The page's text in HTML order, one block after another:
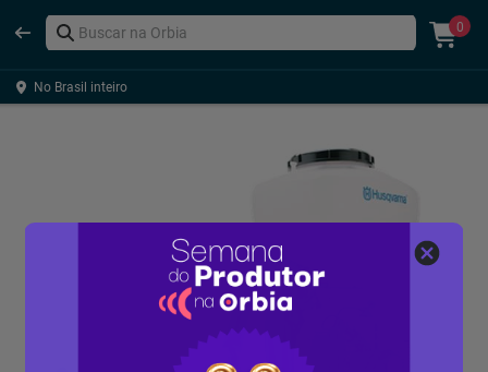
0
No Brasil inteiro